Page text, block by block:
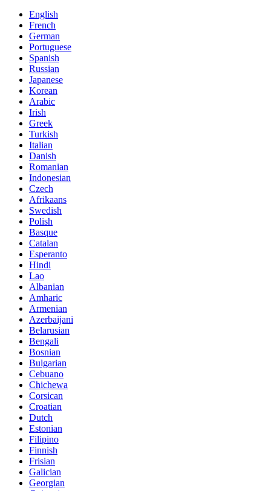
English
French
German
Portuguese
Spanish
Russian
Japanese
Korean
Arabic
Irish
Greek
Turkish
Italian
Danish
Romanian
Indonesian
Czech
Afrikaans
Swedish
Polish
Basque
Catalan
Esperanto
Hindi
Lao
Albanian
Amharic
Armenian
Azerbaijani
Belarusian
Bengali
Bosnian
Bulgarian
Cebuano
Chichewa
Corsican
Croatian
Dutch
Estonian
Filipino
Finnish
Frisian
Galician
Georgian